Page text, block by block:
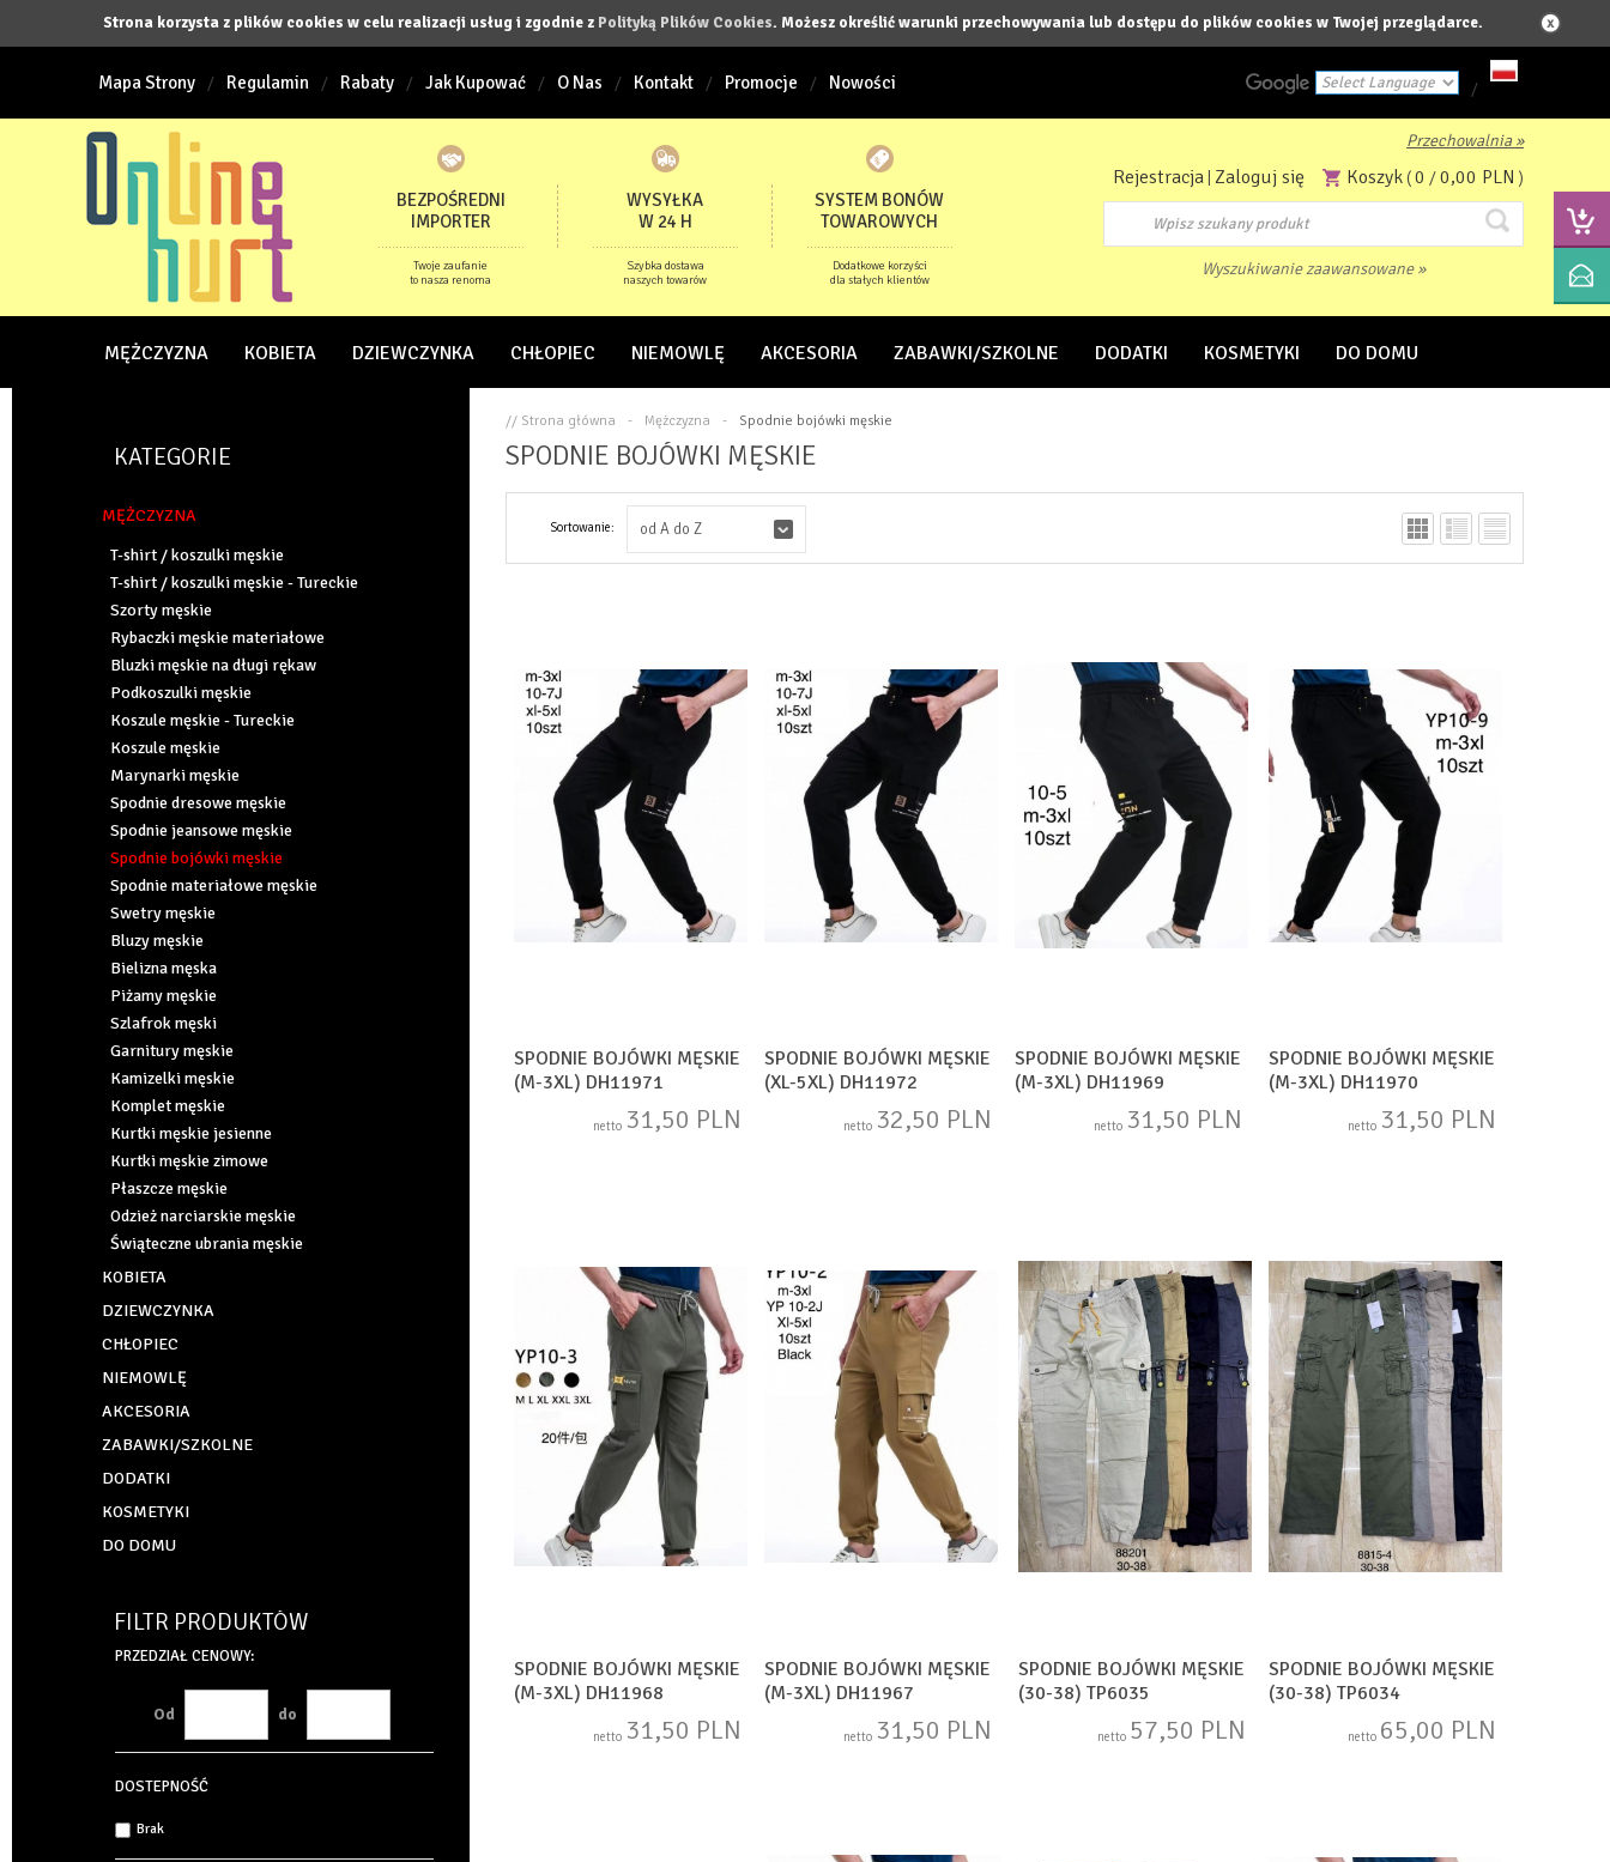
Strona korzysta z plików cookies w celu realizacji usług i zgodnie z Polityką Plików Cookies. Możesz określić warunki przechowywania lub dostępu do plików cookies w Twojej przeglądarce.
Mapa Strony Regulamin Rabaty Jak Kupować O Nas Kontakt Promocje Nowości /
BEZPOŚREDNI
IMPORTER
Twoje zaufanie
to nasza renoma
WYSYŁKA
W 24 H
Szybka dostawa
naszych towarów
SYSTEM BONÓW
TOWAROWYCH
Dodatkowe korzyści
dla stałych klientów
Przechowalnia »
Rejestracja Zaloguj się Koszyk (0 /0,00 PLN )
Wyszukiwanie zaawansowane »
MĘŻCZYZNA KOBIETA DZIEWCZYNKA CHŁOPIEC NIEMOWLĘ AKCESORIA ZABAWKI/SZKOLNE DODATKI KOSMETYKI DO DOMU
KATEGORIE
MĘŻCZYZNA
T-shirt / koszulki męskie
T-shirt / koszulki męskie - Tureckie
Szorty męskie
Rybaczki męskie materiałowe
Bluzki męskie na długi rękaw
Podkoszulki męskie
Koszule męskie - Tureckie
Koszule męskie
Marynarki męskie
Spodnie dresowe męskie
Spodnie jeansowe męskie
Spodnie bojówki męskie
Spodnie materiałowe męskie
Swetry męskie
Bluzy męskie
Bielizna męska
Piżamy męskie
Szlafrok męski
Garnitury męskie
Kamizelki męskie
Komplet męskie
Kurtki męskie jesienne
Kurtki męskie zimowe
Płaszcze męskie
Odzież narciarskie męskie
Świąteczne ubrania męskie
KOBIETA
DZIEWCZYNKA
CHŁOPIEC
NIEMOWLĘ
AKCESORIA
ZABAWKI/SZKOLNE
DODATKI
KOSMETYKI
DO DOMU
FILTR PRODUKTÓW
PRZEDZIAŁ CENOWY:
Od do
DOSTEPNOŚĆ
Brak
// Strona główna - Mężczyzna - Spodnie bojówki męskie
SPODNIE BOJÓWKI MĘSKIE
Sortowanie: od A do Z
SPODNIE BOJÓWKI MĘSKIE
(M-3XL) DH11971
netto 31,50 PLN
SPODNIE BOJÓWKI MĘSKIE
(XL-5XL) DH11972
netto 32,50 PLN
SPODNIE BOJÓWKI MĘSKIE
(M-3XL) DH11969
netto 31,50 PLN
SPODNIE BOJÓWKI MĘSKIE
(M-3XL) DH11970
netto 31,50 PLN
SPODNIE BOJÓWKI MĘSKIE
(M-3XL) DH11968
netto 31,50 PLN
SPODNIE BOJÓWKI MĘSKIE
(M-3XL) DH11967
netto 31,50 PLN
SPODNIE BOJÓWKI MĘSKIE
(30-38) TP6035
netto 57,50 PLN
SPODNIE BOJÓWKI MĘSKIE
(30-38) TP6034
netto 65,00 PLN